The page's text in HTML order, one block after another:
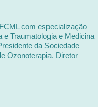
com especialização
e Traumatologia e Medicina
da Sociedade
Ozonoterapia. Diretor
serviços e federações.
em cirurgia com
Orador em inúmeros